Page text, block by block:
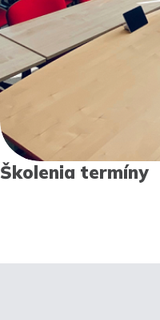
Školenia termíny